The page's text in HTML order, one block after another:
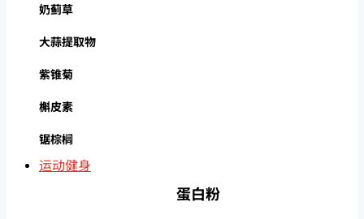
奶蓟草
大蒜提取物
紫锥菊
槲皮素
锯棕榈
运动健身
蛋白粉